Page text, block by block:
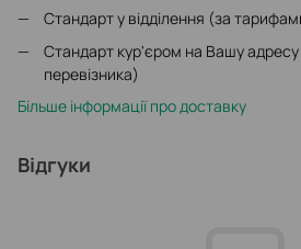
Стандарт у відділення (за
Стандарт кур'єром на Вашу
перевізника)
Більше інформації про доставку
Відгуки